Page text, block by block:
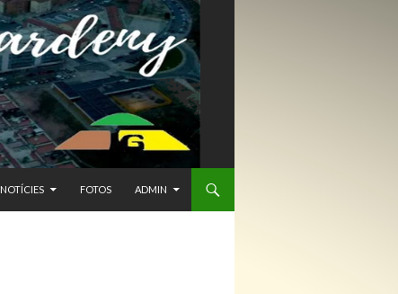
NOTÍCIES FOTOS ADMIN